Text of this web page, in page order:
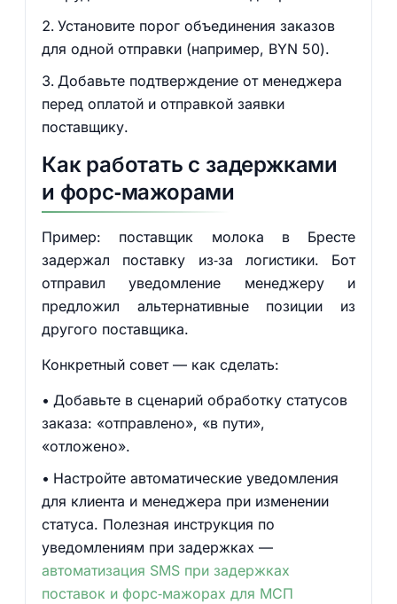
Установите порог объединения заказов
для одной отправки (например, BYN 50).
Добавьте подтверждение от менеджера
перед оплатой и отправкой заявки
поставщику.
Как работать с задержками
и форс‑мажорами
Пример: поставщик молока в Бресте
задержал поставку из‑за логистики. Бот
отправил уведомление менеджеру и
предложил альтернативные позиции из
другого поставщика.
Конкретный совет — как сделать:
Добавьте в сценарий обработку статусов
заказа: «отправлено», «в пути»,
«отложено».
Настройте автоматические уведомления
для клиента и менеджера при изменении
статуса. Полезная инструкция по
уведомлениям при задержках —
автоматизация SMS при задержках
поставок и форс‑мажорах для МСП